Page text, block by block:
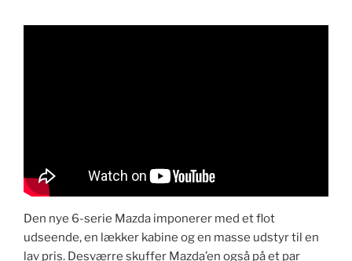
​Den nye 6-serie Mazda imponerer med et flot
udseende, en lækker kabine og en masse udstyr til en
lav pris. Desværre skuffer Mazda’en også på et par